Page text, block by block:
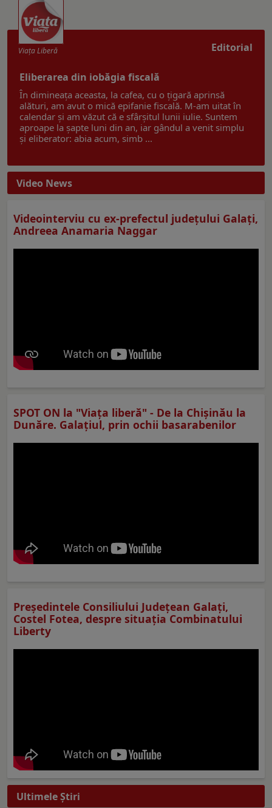
Editorial
Viaţa Liberă
Eliberarea din iobăgia fiscală
În dimineața aceasta, la cafea, cu o țigară aprinsă
alături, am avut o mică epifanie fiscală. M-am uitat în
calendar și am văzut că e sfârșitul lunii iulie. Suntem
aproape la șapte luni din an, iar gândul a venit simplu
și eliberator: abia acum, simb ...
Video News
Videointerviu cu ex-prefectul judeţului Galaţi,
Andreea Anamaria Naggar
SPOT ON la "Viaţa liberă" - De la Chișinău la
Dunăre. Galațiul, prin ochii basarabenilor
Preşedintele Consiliului Judeţean Galaţi,
Costel Fotea, despre situaţia Combinatului
Liberty
Ultimele Ştiri